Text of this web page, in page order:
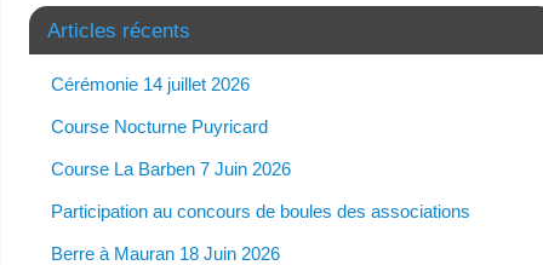
Articles récents
Cérémonie 14 juillet 2026
Course Nocturne Puyricard
Course La Barben 7 Juin 2026
Participation au concours de boules des associations
Berre à Mauran 18 Juin 2026